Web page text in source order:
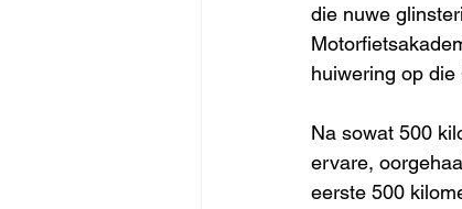
die nuwe
huiwering op die
Na sowat 500
ervare,
eerste 500